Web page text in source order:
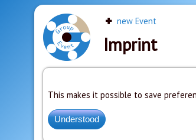
new Event
Imprint
This makes it possible to save